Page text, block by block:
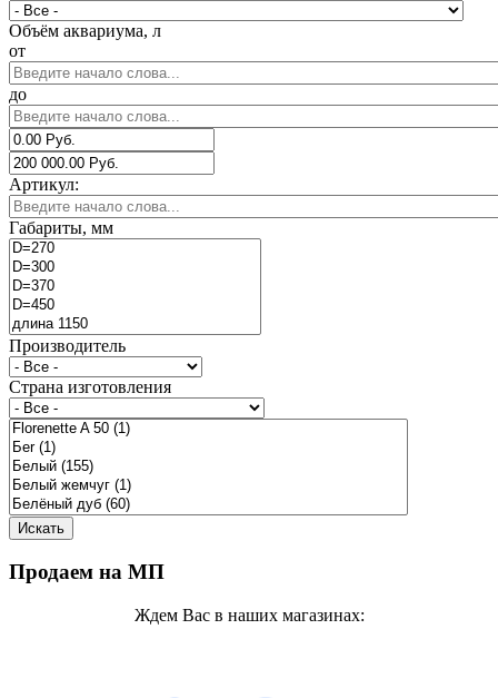
Объём аквариума, л
от
до
Артикул:
Габариты, мм
Производитель
Страна изготовления
Продаем на МП
Ждем Вас в наших магазинах: